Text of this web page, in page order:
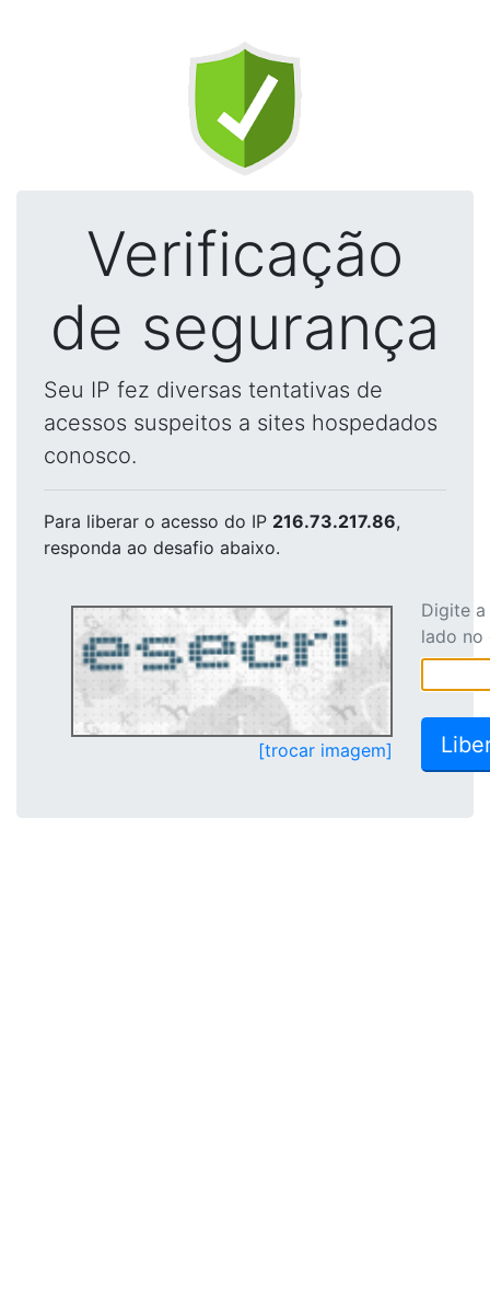
Verificação
de segurança
Seu IP fez diversas tentativas de
acessos suspeitos a sites hospedados
conosco.
Para liberar o acesso do IP 216.73.217.86,
responda ao desafio abaixo.
[trocar imagem]
Digite
lado no